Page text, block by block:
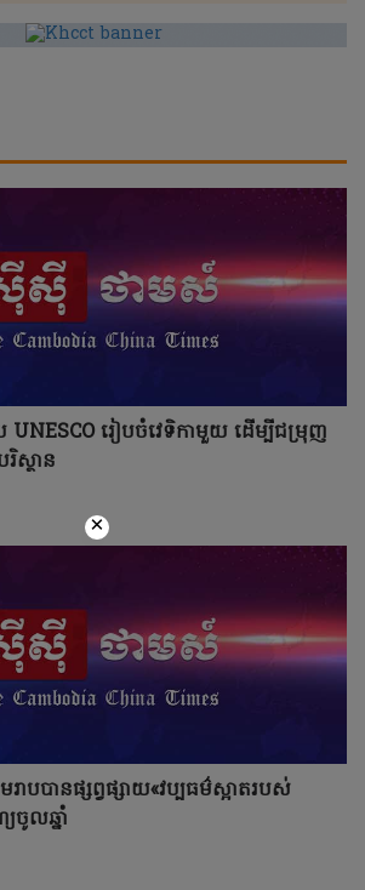
រៀបចំវេទិកាមួយ ដើម្បីជម្រុញ
រិស្ថាន
រាបបានផ្សព្វផ្សាយ«វប្បធម៌ស្អាតរបស់
ចូលឆ្នាំ
×